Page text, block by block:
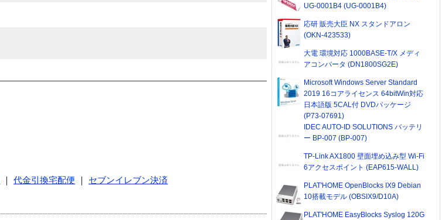
代金引換宅配便
セブンイレブン決済
UG-0001B4 (UG-0001B4)
応研 販売大臣 NX スタンドアロン
(OKN-423533)
大電 環境対応 1000BASE-T/X メディ
アコンバータ (DN1800SG2E)
Microsoft Windows Server Standard
2019 16コアライセンス 64bitWin対応
日本語版 5CAL付 DVDパッケージ
(P73-07691)
IDEC AUTO-ID SOLUTIONS バッテリ
ー BP-007 (BP-007)
TP-Link AX1800 壁面埋め込み型 Wi-Fi
6アクセスポイント (EAP615-WALL)
PLAT'HOME OpenBlocks IX9 Debian
10搭載モデル (OBSIX9/D10A)
PLAT'HOME EasyBlocks Syslog 120G